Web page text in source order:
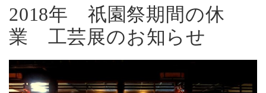
2018年 祇園祭期間の休
業 工芸展のお知らせ